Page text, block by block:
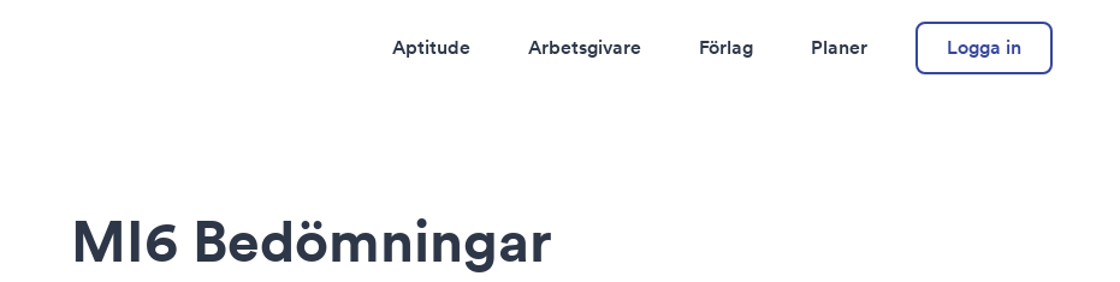
Aptitude Arbetsgivare Förlag Planer Logga in
MI6 Bedömningar